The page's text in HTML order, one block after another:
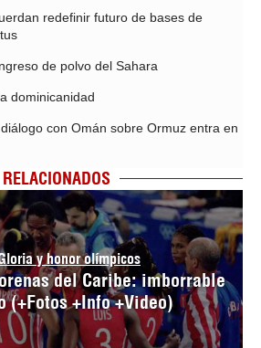
redefinir futuro de bases de
de polvo del Sahara
dominicanidad
con Omán sobre Ormuz entra en
RELACIONADOS
y honor olímpicos
del Caribe: imborrable
(+Fotos +Info +Video)